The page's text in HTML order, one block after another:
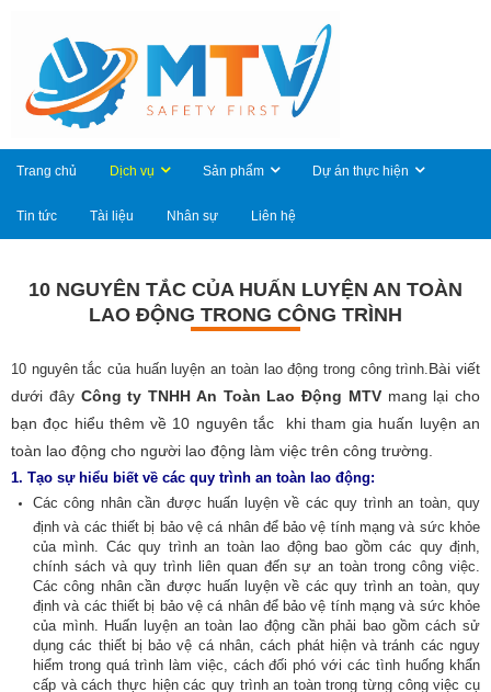
Trang chủ Dịch vụ Sản phẩm Dự án thực hiện
Tin tức Tài liệu Nhân sự Liên hệ
10 NGUYÊN TẮC CỦA HUẤN LUYỆN AN TOÀN
LAO ĐỘNG TRONG CÔNG TRÌNH
10 nguyên tắc của huấn luyện an toàn lao động trong công trình.Bài viết
dưới đây Công ty TNHH An Toàn Lao Động MTVmang lại cho
bạn đọc hiểu thêm về 10 nguyên tắc khi tham gia huấn luyện an
toàn lao động cho người lao động làm việc trên công trường.
1. Tạo sự hiểu biết về các quy trình an toàn lao động:
Các công nhân cần được huấn luyện về các quy trình an toàn, quy
định và các thiết bị bảo vệ cá nhân để bảo vệ tính mạng và sức khỏe
của mình. Các quy trình an toàn lao động bao gồm các quy định,
chính sách và quy trình liên quan đến sự an toàn trong công việc.
Các công nhân cần được huấn luyện về các quy trình an toàn, quy
định và các thiết bị bảo vệ cá nhân để bảo vệ tính mạng và sức khỏe
của mình. Huấn luyện an toàn lao động cần phải bao gồm cách sử
dụng các thiết bị bảo vệ cá nhân, cách phát hiện và tránh các nguy
hiểm trong quá trình làm việc, cách đối phó với các tình huống khẩn
cấp và cách thực hiện các quy trình an toàn trong từng công việc cụ